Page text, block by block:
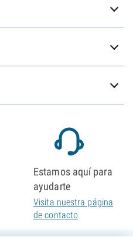
Estamos aquí para
ayudarte
Visita nuestra página
de contacto